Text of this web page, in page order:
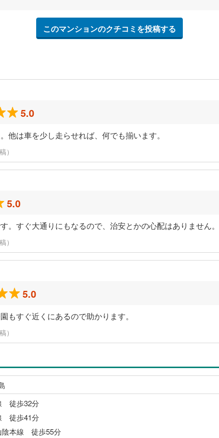
このマンションのクチコミを投稿する
5.0
他は車を少し走らせれば、何でも揃います。
）
5.0
。すぐ大通りにもなるので、治安とかの心配はありません。
）
5.0
もすぐ近くにあるので助かります。
）
徒歩32分
徒歩41分
本線 徒歩55分